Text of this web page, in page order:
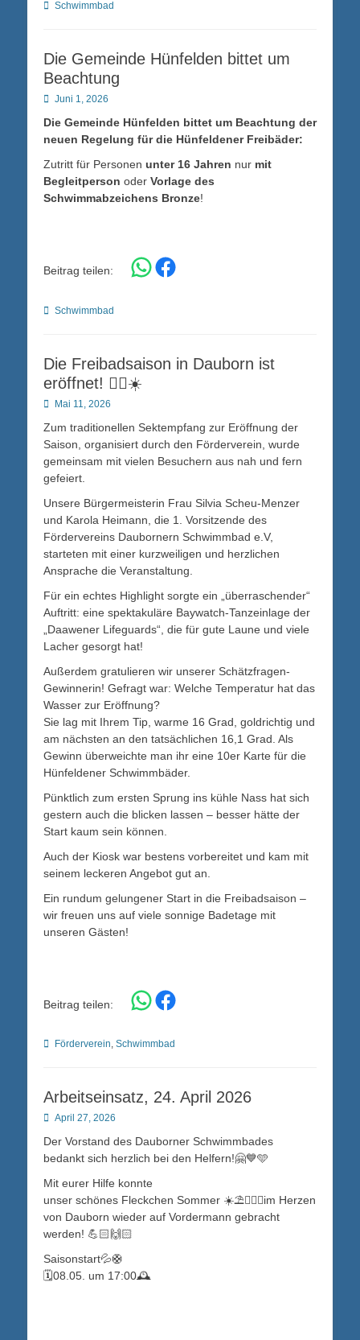
Kategorien
Schwimmbad
Die Gemeinde Hünfelden bittet um
Beachtung
Posted
Juni 1, 2026
Die Gemeinde Hünfelden bittet um Beachtung der
neuen Regelung für die Hünfeldener Freibäder:
Zutritt für Personen unter 16 Jahren nur mit
Begleitperson oder Vorlage des
Schwimmabzeichens Bronze!
Beitrag teilen: Share on WhatsApp
Share on Facebook
Kategorien
Schwimmbad
Die Freibadsaison in Dauborn ist
eröffnet! 🏊‍♂️☀️
PostedMai 11, 2026
Zum traditionellen Sektempfang zur Eröffnung der
Saison, organisiert durch den Förderverein, wurde
gemeinsam mit vielen Besuchern aus nah und fern
gefeiert.
Unsere Bürgermeisterin Frau Silvia Scheu-Menzer
und Karola Heimann, die 1. Vorsitzende des
Fördervereins Daubornern Schwimmbad e.V,
starteten mit einer kurzweiligen und herzlichen
Ansprache die Veranstaltung.
Für ein echtes Highlight sorgte ein „überraschender“
Auftritt: eine spektakuläre Baywatch-Tanzeinlage der
„Daawener Lifeguards“, die für gute Laune und viele
Lacher gesorgt hat!
Außerdem gratulieren wir unserer Schätzfragen-
Gewinnerin! Gefragt war: Welche Temperatur hat das
Wasser zur Eröffnung?
Sie lag mit Ihrem Tip, warme 16 Grad, goldrichtig und
am nächsten an den tatsächlichen 16,1 Grad. Als
Gewinn überweichte man ihr eine 10er Karte für die
Hünfeldener Schwimmbäder.
Pünktlich zum ersten Sprung ins kühle Nass hat sich
gestern auch die blicken lassen – besser hätte der
Start kaum sein können.
Auch der Kiosk war bestens vorbereitet und kam mit
seinem leckeren Angebot gut an.
Ein rundum gelungener Start in die Freibadsaison –
wir freuen uns auf viele sonnige Badetage mit
unseren Gästen!
Beitrag teilen: Share on WhatsApp
Share on Facebook
Kategorien
Förderverein, Schwimmbad
Arbeitseinsatz, 24. April 2026
Posted
April 27, 2026
Der Vorstand des Dauborner Schwimmbades
bedankt sich herzlich bei den Helfern!🤗💙🩵
Mit eurer Hilfe konnte
unser schönes Fleckchen Sommer ☀️⛱️🏊🏼‍♀️im Herzen
von Dauborn wieder auf Vordermann gebracht
werden! 💪🏻🙌🏻
Saisonstart💦🛟
🗓️08.05. um 17:00🕰️